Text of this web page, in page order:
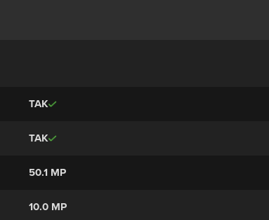
TAK
TAK
50.1 MP
10.0 MP